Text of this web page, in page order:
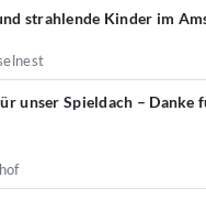
strahlende Kinder im
unser Spieldach – Danke